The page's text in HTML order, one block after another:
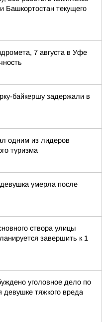
Башкортостан текущего
7 августа в Уфе
байкершу задержали в
одним из лидеров
туризма
умерла после
створа улицы
завершить к 1
уголовное дело по
девушке тяжкого вреда